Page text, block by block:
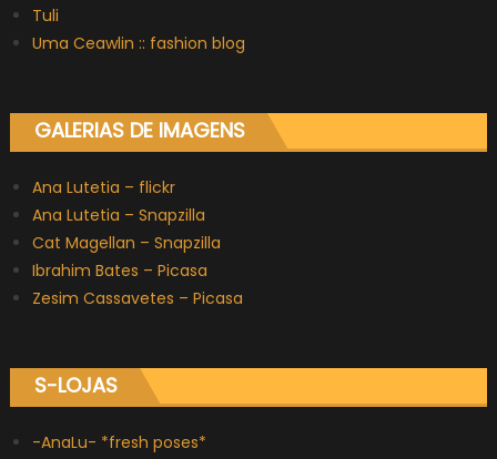
Tuli
Uma Ceawlin :: fashion blog
GALERIAS DE IMAGENS
Ana Lutetia – flickr
Ana Lutetia – Snapzilla
Cat Magellan – Snapzilla
Ibrahim Bates – Picasa
Zesim Cassavetes – Picasa
S-LOJAS
-AnaLu- *fresh poses*